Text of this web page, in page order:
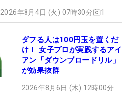
2026年8月4日 (火) 07時30分 1
ダフる人は100円玉を置くだ
け！ 女子プロが実践するアイ
アン「ダウンブロードリル」
が効果抜群
2026年8月6日 (木) 12時00分